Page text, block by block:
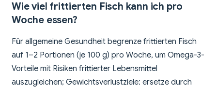
Wie viel frittierten Fisch kann ich pro
Woche essen?
Für allgemeine Gesundheit begrenze frittierten Fisch
auf 1–2 Portionen (je 100 g) pro Woche, um Omega-3-
Vorteile mit Risiken frittierter Lebensmittel
auszugleichen; Gewichtsverlustziele: ersetze durch